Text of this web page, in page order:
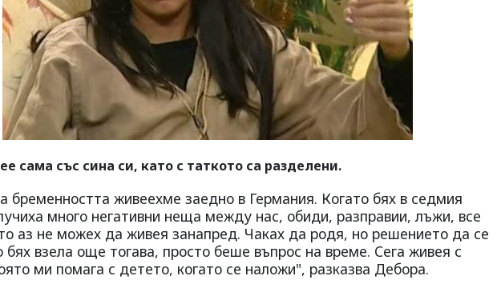
сама със сина си, като с таткото са разделени.
бременността живеехме заедно в Германия. Когато бях в седмия
много негативни неща между нас, обиди, разправии, лъжи, все
аз не можех да живея занапред. Чаках да родя, но решението да се
бях взела още тогава, просто беше въпрос на време. Сега живея с
ми помага с детето, когато се наложи", разказва Дебора.